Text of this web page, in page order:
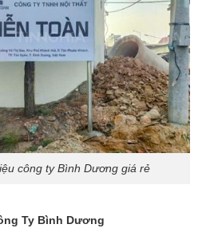
công ty Bình Dương giá rẻ
Ty Bình Dương